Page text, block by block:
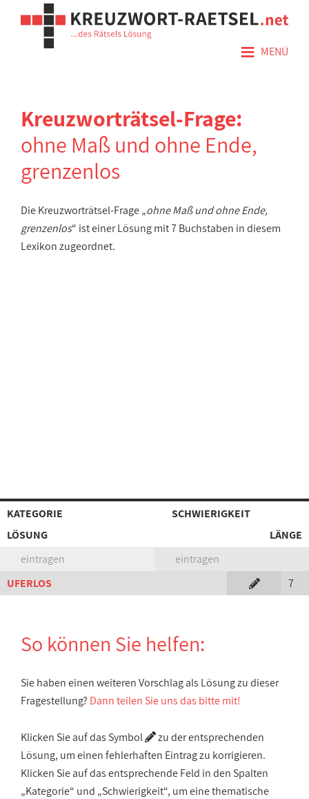
≡ MENÜ
Kreuzworträtsel-Frage:
ohne Maß und ohne Ende,
grenzenlos
Die Kreuzworträtsel-Frage „ohne Maß und ohne Ende,
grenzenlos“ ist einer Lösung mit 7 Buchstaben in diesem
Lexikon zugeordnet.
KATEGORIE
SCHWIERIGKEIT
LÖSUNG
LÄNGE
eintragen
eintragen
UFERLOS
7
So können Sie helfen:
Sie haben einen weiteren Vorschlag als Lösung zu dieser
Fragestellung? Dann teilen Sie uns das bitte mit!
Klicken Sie auf das Symbol
zu der entsprechenden
Lösung, um einen fehlerhaften Eintrag zu korrigieren.
Klicken Sie auf das entsprechende Feld in den Spalten
„Kategorie“ und „Schwierigkeit“, um eine thematische